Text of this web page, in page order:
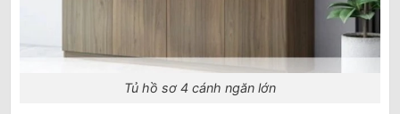
Tủ hồ sơ 4 cánh ngăn lớn